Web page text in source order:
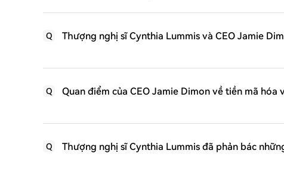
Q Thượng nghị sĩ Cynthia Lummis và CEO Jamie
Q Quan điểm của CEO Jamie Dimon về tiền mã hóa
Q Thượng nghị sĩ Cynthia Lummis đã phản bác